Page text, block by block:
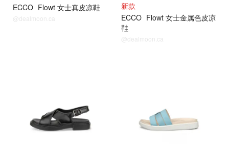
ECCO Flowt 女士真皮凉鞋
@dealmoon.ca
新款
ECCO Flowt 女士金属色皮凉
鞋
@dealmoon.ca